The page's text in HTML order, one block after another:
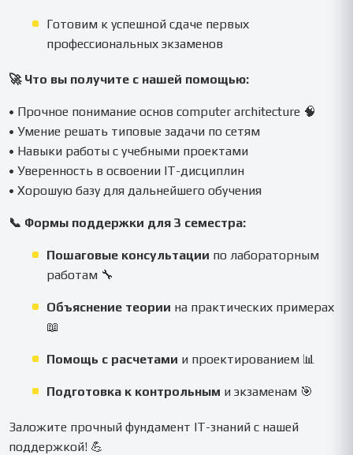
Готовим к успешной сдаче первых
профессиональных экзаменов
🚀 Что вы получите с нашей помощью:
• Прочное понимание основ computer architecture 🧠
• Умение решать типовые задачи по сетям
• Навыки работы с учебными проектами
• Уверенность в освоении IT-дисциплин
• Хорошую базу для дальнейшего обучения
📞 Формы поддержки для 3 семестра:
Пошаговые консультации по лабораторным
работам 🔧
Объяснение теории на практических примерах
📖
Помощь с расчетами и проектированием 📊
Подготовка к контрольным и экзаменам 🎯
Заложите прочный фундамент IT-знаний с нашей
поддержкой! 💪